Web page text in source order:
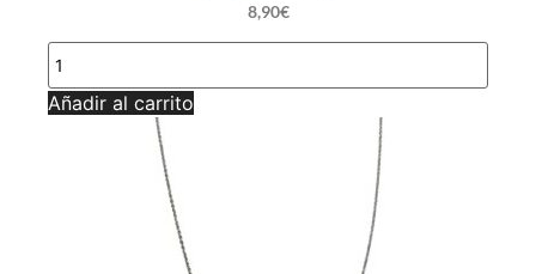
8,90€
GARGANTILLA
LUNA
CZ
B.O.A
Añadir al carrito